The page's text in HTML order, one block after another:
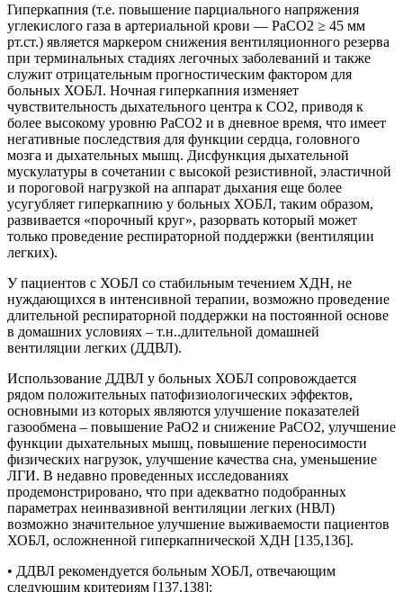
Гиперкапния (т.е. повышение парциального напряжения
углекислого газа в артериальной крови — РаСО2 ≥ 45 мм
рт.ст.) является маркером снижения вентиляционного резерва
при терминальных стадиях легочных заболеваний и также
служит отрицательным прогностическим фактором для
больных ХОБЛ. Ночная гиперкапния изменяет
чувствительность дыхательного центра к СО2, приводя к
более высокому уровню РаСО2 и в дневное время, что имеет
негативные последствия для функции сердца, головного
мозга и дыхательных мышц. Дисфункция дыхательной
мускулатуры в сочетании с высокой резистивной, эластичной
и пороговой нагрузкой на аппарат дыхания еще более
усугубляет гиперкапнию у больных ХОБЛ, таким образом,
развивается «порочный круг», разорвать который может
только проведение респираторной поддержки (вентиляции
легких).
У пациентов с ХОБЛ со стабильным течением ХДН, не
нуждающихся в интенсивной терапии, возможно проведение
длительной респираторной поддержки на постоянной основе
в домашних условиях – т.н..длительной домашней
вентиляции легких (ДДВЛ).
Использование ДДВЛ у больных ХОБЛ сопровождается
рядом положительных патофизиологических эффектов,
основными из которых являются улучшение показателей
газообмена – повышение РаО2 и снижение РаСО2, улучшение
функции дыхательных мышц, повышение переносимости
физических нагрузок, улучшение качества сна, уменьшение
ЛГИ. В недавно проведенных исследованиях
продемонстрировано, что при адекватно подобранных
параметрах неинвазивной вентиляции легких (НВЛ)
возможно значительное улучшение выживаемости пациентов
ХОБЛ, осложненной гиперкапнической ХДН [135,136].
• ДДВЛ рекомендуется больным ХОБЛ, отвечающим
следующим критериям [137,138]: